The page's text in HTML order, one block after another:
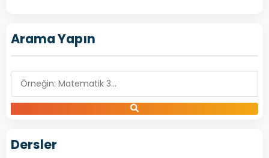
–
2019
Yılı
1.
Dönem
Sosyoloji
Arama Yapın
Dersler